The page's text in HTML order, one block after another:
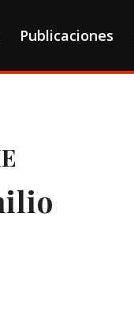
Publicaciones